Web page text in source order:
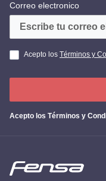
Correo electronico
Acepto los Términos y
Acepto los Términos y